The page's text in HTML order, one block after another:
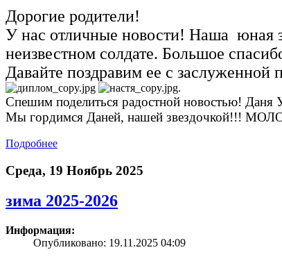
Дорогие родители!
У нас отличные новости! Наша юная
неизвестном солдате. Большое
Давайте поздравим ее с заслуженной
.
Спешим поделиться радостной новостью! Даня
Мы гордимся Даней, нашей звездочкой!!!
Подробнее
Среда, 19 Ноябрь 2025
зима 2025-2026
Информация:
Опубликовано: 19.11.2025 04:09